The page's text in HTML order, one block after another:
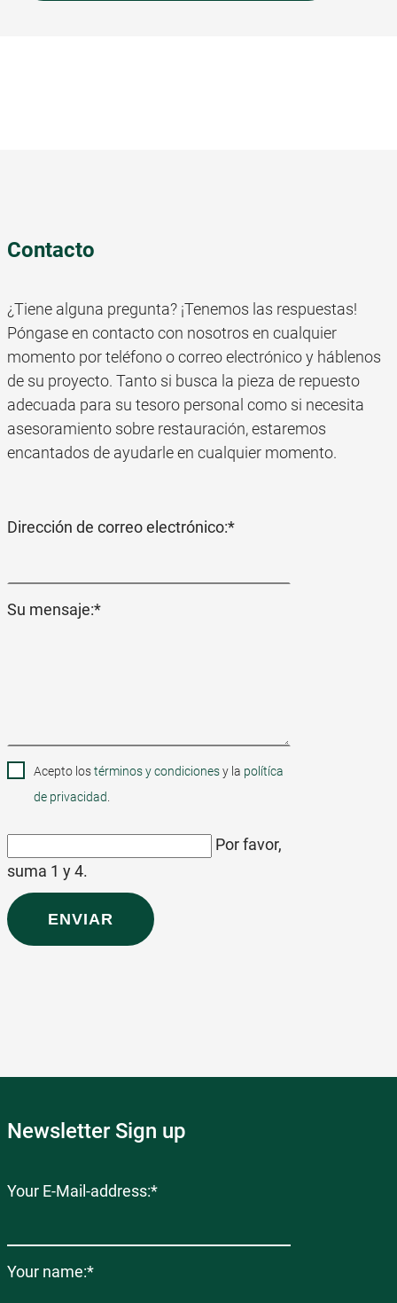
Contacto
¿Tiene alguna pregunta? ¡Tenemos las respuestas!
Póngase en contacto con nosotros en cualquier
momento por teléfono o correo electrónico y háblenos
de su proyecto. Tanto si busca la pieza de repuesto
adecuada para su tesoro personal como si necesita
asesoramiento sobre restauración, estaremos
encantados de ayudarle en cualquier momento.
Campo
Dirección de correo electrónico:*
Campo
Su mensaje:*
Acepto lostérminos y condicionesy la polítíca
de privacidad
Por favor,
suma 1 y 4.
ENVIAR
Newsletter Sign up
Campo
Your E-Mail-address:*
Campo
Your name:*